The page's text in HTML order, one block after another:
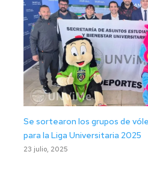
Se sortearon los grupos de
para la Liga Universitaria 2025
23 julio, 2025